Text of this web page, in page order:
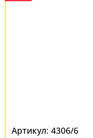
4306/6